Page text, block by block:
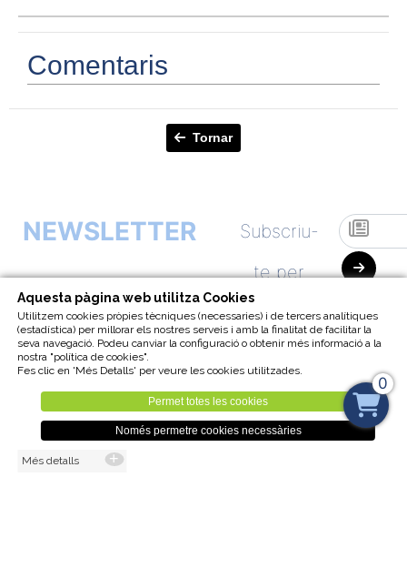
Comentaris
Tornar
NEWSLETTER
Subscriu-
te per
començar
a rebre a
la nostra
Newsletter
0
Aquesta pàgina web utilitza Cookies
Utilitzem cookies pròpies tècniques (necessaries) i de tercers analítiques
(estadística) per millorar els nostres serveis i amb la finalitat de facilitar la
seva navegació. Podeu canviar la configuració o obtenir més informació a la
nostra "política de cookies".
Fes clic en 'Més Detalls' per veure les cookies utilitzades.
Permet totes les cookies
Només permetre cookies necessàries
Més detalls